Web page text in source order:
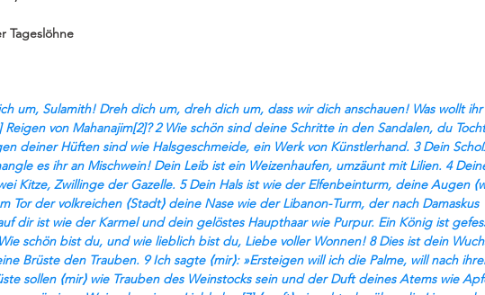
Tageslöhne
um, Sulamith! Dreh dich um, dreh dich um, dass wir dich anschauen! Was wollt
von Mahanajim[2]? 2 Wie schön sind deine Schritte in den Sandalen, du
deiner Hüften sind wie Halsgeschmeide, ein Werk von Künstlerhand. 3 Dein
es ihr an Mischwein! Dein Leib ist ein Weizenhaufen, umzäunt mit Lilien. 4
Kitze, Zwillinge der Gazelle. 5 Dein Hals ist wie der Elfenbeinturm, deine Augen
Tor der volkreichen ⟨Stadt⟩ deine Nase wie der Libanon-Turm, der nach Damaskus
dir ist wie der Karmel und dein gelöstes Haupthaar wie Purpur. Ein König ist
schön bist du, und wie lieblich bist du, Liebe voller Wonnen! 8 Dies ist dein
Brüste den Trauben. 9 Ich sagte ⟨mir⟩: »Ersteigen will ich die Palme, will nach
sollen ⟨mir⟩ wie Trauben des Weinstocks sein und der Duft deines Atems wie